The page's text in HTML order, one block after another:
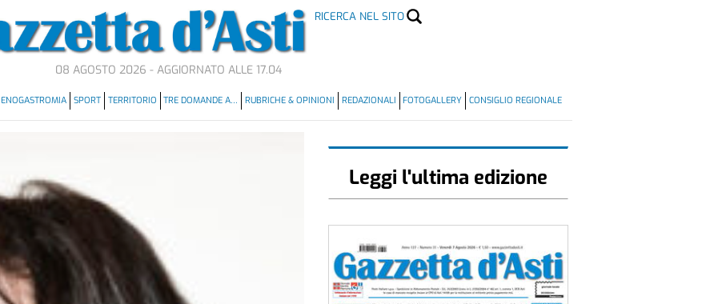
RICERCA NEL SITO
08 AGOSTO 2026 - AGGIORNATO ALLE 17.04
ENOGASTROMIA SPORT TERRITORIO TRE DOMANDE A… RUBRICHE & OPINIONI REDAZIONALI FOTOGALLERY CONSIGLIO REGIONALE
Leggi l'ultima edizione